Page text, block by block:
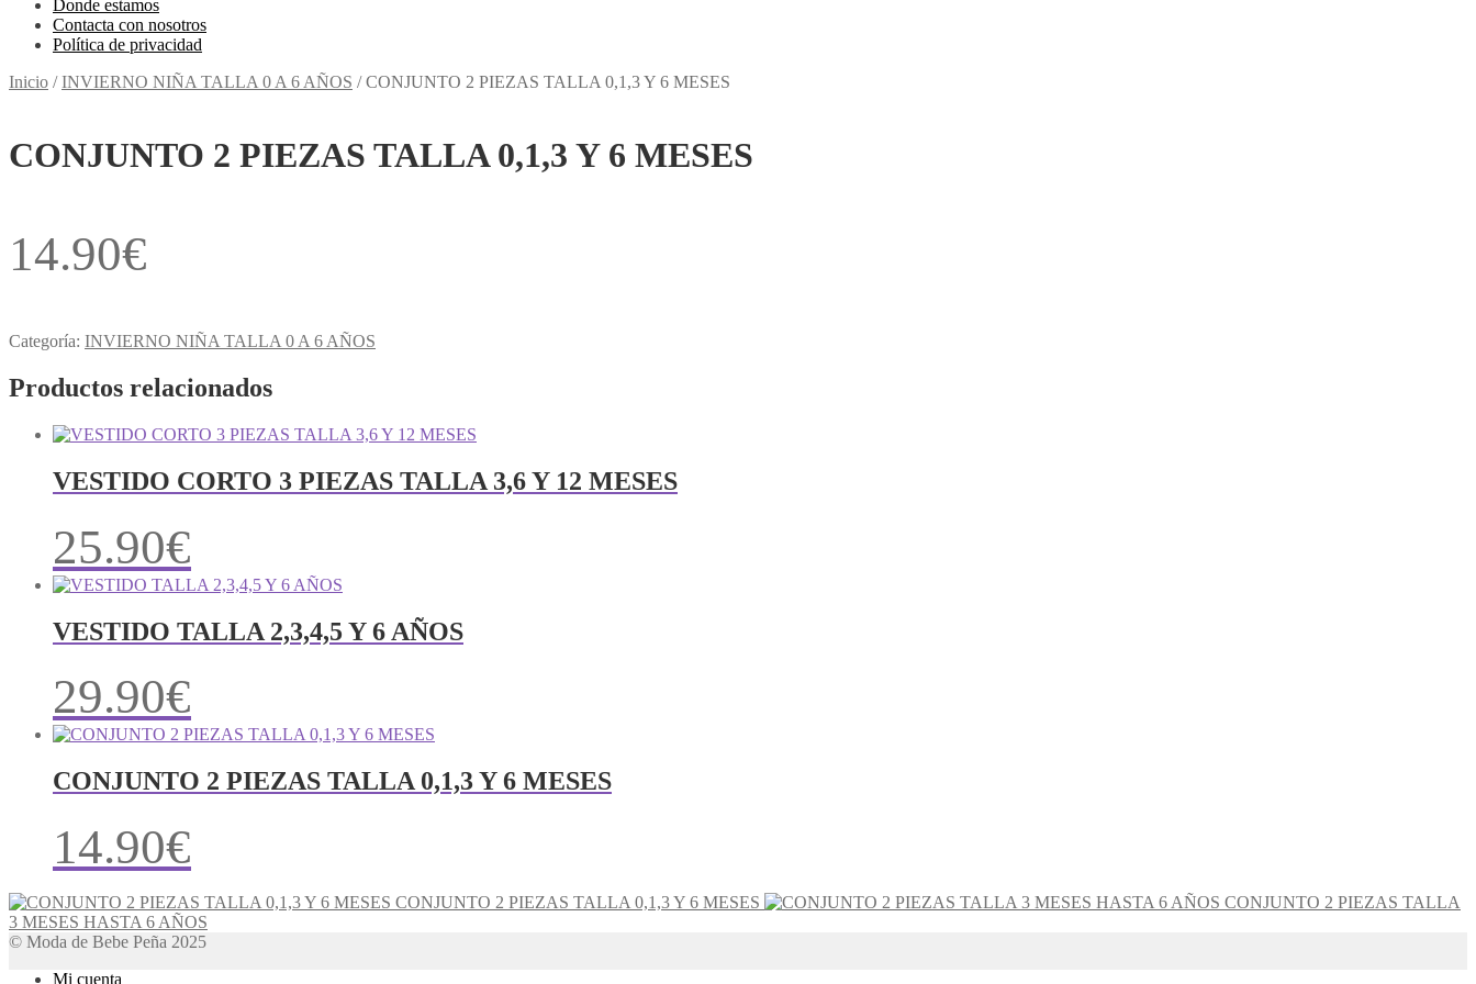
Donde estamos
Contacta con nosotros
Política de privacidad
Inicio /INVIERNO NIÑA TALLA 0 A 6 AÑOS /CONJUNTO 2 PIEZAS TALLA 0,1,3 Y 6 MESES
CONJUNTO 2 PIEZAS TALLA 0,1,3 Y 6 MESES
14.90€
Categoría: INVIERNO NIÑA TALLA 0 A 6 AÑOS
Productos relacionados
VESTIDO CORTO 3 PIEZAS TALLA 3,6 Y 12 MESES
25.90€
VESTIDO TALLA 2,3,4,5 Y 6 AÑOS
29.90€
CONJUNTO 2 PIEZAS TALLA 0,1,3 Y 6 MESES
14.90€
CONJUNTO 2 PIEZAS TALLA 0,1,3 Y 6 MESES
CONJUNTO 2 PIEZAS TALLA
3 MESES HASTA 6 AÑOS
© Moda de Bebe Peña 2025
Mi cuenta